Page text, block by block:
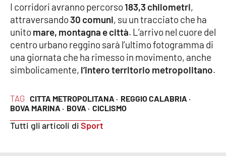
TAG CITTA METROPOLITANA · REGGIO CALABRIA ·
BOVA MARINA · BOVA · CICLISMO
Tutti gli articoli diSport
I corridori avranno percorso183,3 chilometri,
attraversando30 comuni, su un tracciato che ha
unitomare, montagna e città. L’arrivo nel cuore del
centro urbano reggino sarà l’ultimo fotogramma di
una giornata che ha rimesso in movimento, anche
simbolicamente, l’intero territorio metropolitano.